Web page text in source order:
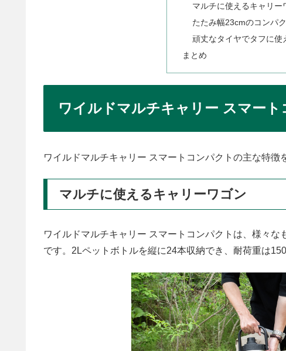
マルチに使えるキャリー
たたみ幅23cmのコンパ
頑丈なタイヤでタフに使
まとめ
ワイルドマルチキャリー スマー
ワイルドマルチキャリー スマートコンパクトの主な特徴
マルチに使えるキャリーワゴン
ワイルドマルチキャリー スマートコンパクトは、様々
です。2Lペットボトルを縦に24本収納でき、耐荷重は